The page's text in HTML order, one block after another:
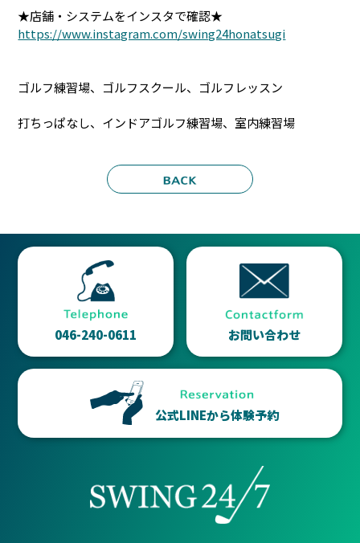
★店舗・システムをインスタで確認★
https://www.instagram.com/swing24honatsugi
ゴルフ練習場、ゴルフスクール、ゴルフレッスン
打ちっぱなし、インドアゴルフ練習場、室内練習場
046-240-0611 お問い合わせ
公式LINEから体験予約